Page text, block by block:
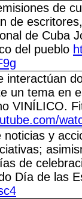
de
de
de Cuba
del pueblo
interactúan
un tema en
VINÍLICO.
noticias y
de
Día de las